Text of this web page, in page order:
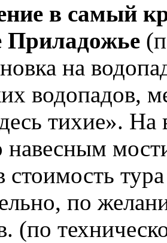
в самый
Приладожье
на
водопадов,
тихие». На
навесным
по
(по